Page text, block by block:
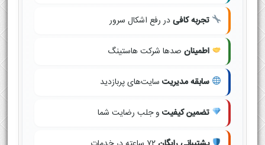
تجربه کافیدر رفع اشکال سرور
اطمینان صدها شرکت هاستینگ
سابقه مدیریت سایت‌های پربازدید
تضمین کیفیت و جلب رضایت شما